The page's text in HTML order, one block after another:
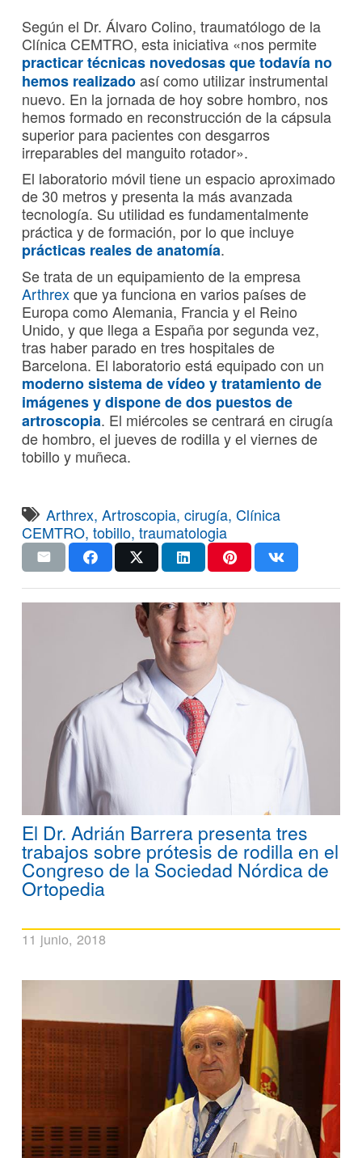
Según el Dr. Álvaro Colino, traumatólogo de la
Clínica CEMTRO, esta iniciativa «nos permite
practicar técnicas novedosas que todavía no
hemos realizadoasí como utilizar instrumental
nuevo. En la jornada de hoy sobre hombro, nos
hemos formado en reconstrucción de la cápsula
superior para pacientes con desgarros
irreparables del manguito rotador».
El laboratorio móvil tiene un espacio aproximado
de 30 metros y presenta la más avanzada
tecnología. Su utilidad es fundamentalmente
práctica y de formación, por lo que incluye
prácticas reales de anatomía.
Se trata de un equipamiento de la empresa
Arthrexque ya funciona en varios países de
Europa como Alemania, Francia y el Reino
Unido, y que llega a España por segunda vez,
tras haber parado en tres hospitales de
Barcelona. El laboratorio está equipado con un
moderno sistema de vídeo y tratamiento de
imágenes y dispone de dos puestos de
artroscopia. El miércoles se centrará en cirugía
de hombro, el jueves de rodilla y el viernes de
tobillo y muñeca.
Arthrex,Artroscopia,cirugía,Clínica
CEMTRO, tobillo, traumatologia
El Dr. Adrián Barrera presenta tres
trabajos sobre prótesis de rodilla en el
Congreso de la Sociedad Nórdica de
Ortopedia
11 junio, 2018